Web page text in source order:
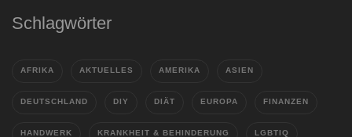
Schlagwörter
AFRIKA AKTUELLES AMERIKA ASIEN
DEUTSCHLAND DIY DIÄT EUROPA FINANZEN
HANDWERK KRANKHEIT & BEHINDERUNG LGBTIQ